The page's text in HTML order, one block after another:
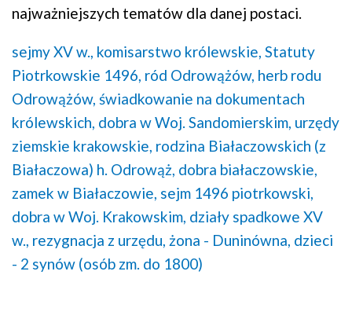
najważniejszych tematów dla danej postaci.
sejmy XV w., komisarstwo królewskie, Statuty
Piotrkowskie 1496, ród Odrowążów, herb rodu
Odrowążów, świadkowanie na dokumentach
królewskich, dobra w Woj. Sandomierskim, urzędy
ziemskie krakowskie, rodzina Białaczowskich (z
Białaczowa) h. Odrowąż, dobra białaczowskie,
zamek w Białaczowie, sejm 1496 piotrkowski,
dobra w Woj. Krakowskim, działy spadkowe XV
w., rezygnacja z urzędu, żona - Duninówna, dzieci
- 2 synów (osób zm. do 1800)